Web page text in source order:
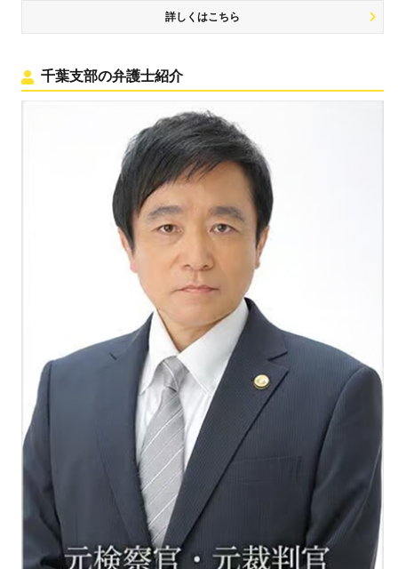
詳しくはこちら
千葉支部の弁護士紹介